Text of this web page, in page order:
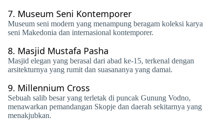
7. Museum Seni Kontemporer
Museum seni modern yang menampung beragam koleksi karya
seni Makedonia dan internasional kontemporer.
8. Masjid Mustafa Pasha
Masjid elegan yang berasal dari abad ke-15, terkenal dengan
arsitekturnya yang rumit dan suasananya yang damai.
9. Millennium Cross
Sebuah salib besar yang terletak di puncak Gunung Vodno,
menawarkan pemandangan Skopje dan daerah sekitarnya yang
menakjubkan.